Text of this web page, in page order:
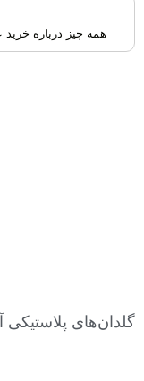
همه چیز درباره
گلدان‌های پلاستیکی